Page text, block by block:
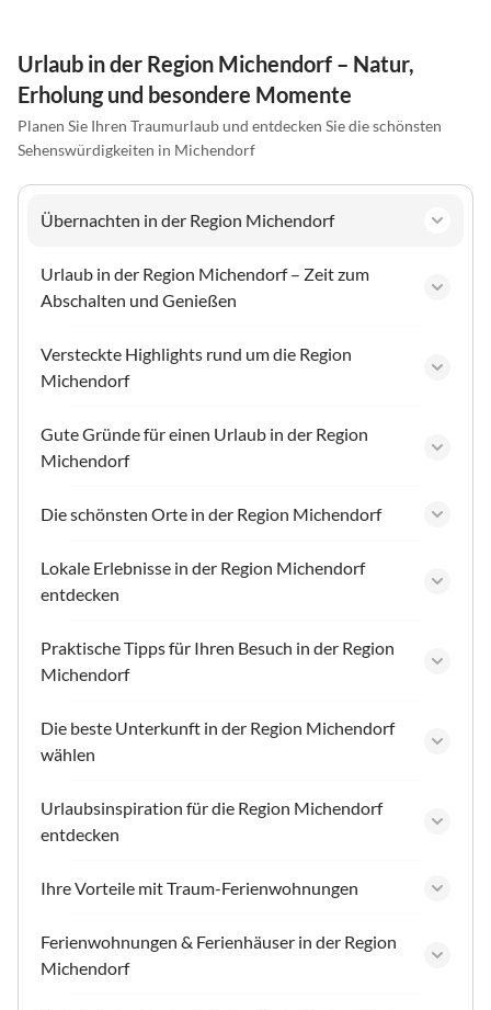
Urlaub in der Region Michendorf – Natur,
Erholung und besondere Momente
Planen Sie Ihren Traumurlaub und entdecken Sie die schönsten
Sehenswürdigkeiten in Michendorf
Übernachten in der Region Michendorf
Urlaub in der Region Michendorf – Zeit zum
Abschalten und Genießen
Versteckte Highlights rund um die Region
Michendorf
Gute Gründe für einen Urlaub in der Region
Michendorf
Die schönsten Orte in der Region Michendorf
Lokale Erlebnisse in der Region Michendorf
entdecken
Praktische Tipps für Ihren Besuch in der Region
Michendorf
Die beste Unterkunft in der Region Michendorf
wählen
Urlaubsinspiration für die Region Michendorf
entdecken
Ihre Vorteile mit Traum-Ferienwohnungen
Ferienwohnungen & Ferienhäuser in der Region
Michendorf